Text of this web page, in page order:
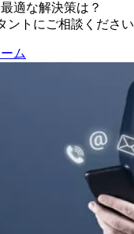
適な解決策は？
ントにご相談ください
ム